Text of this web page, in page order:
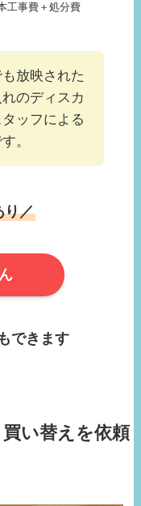
工事費＋処分費
放映された
のディスカ
ッフによる
。
り／
できます
い替えを依頼